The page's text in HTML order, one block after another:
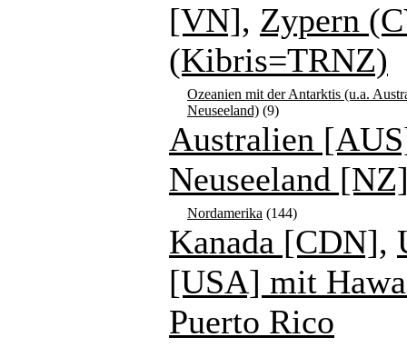
[VN], Zypern
(Kibris=TRNZ)
Ozeanien mit der Antarktis (u.a.
Neuseeland) (9)
Australien
Neuseeland
Nordamerika (144)
Kanada [CDN],
[USA] mit
Puerto Rico